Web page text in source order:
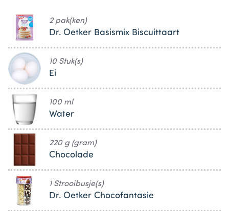
2 pak(ken)
Dr. Oetker Basismix Biscuittaart
10 Stuk(s)
Ei
100 ml
Water
220 g (gram)
Chocolade
1 Strooibusje(s)
Dr. Oetker Chocofantasie